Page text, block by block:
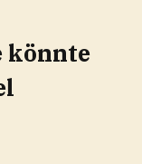
könnte